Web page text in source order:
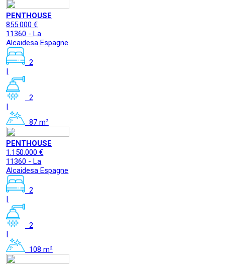
PENTHOUSE
855.000 €
11360 - La
Alcaidesa Espagne
2
|
2
|
87 m²
PENTHOUSE
1.150.000 €
11360 - La
Alcaidesa Espagne
2
|
2
|
108 m²